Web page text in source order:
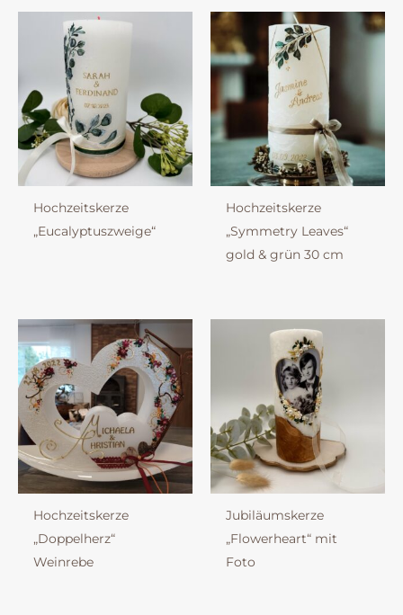
Hochzeitskerze
„Eucalyptuszweige“
Hochzeitskerze
„Symmetry Leaves“
gold & grün 30 cm
Hochzeitskerze
„Doppelherz“
Weinrebe
Jubiläumskerze
„Flowerheart“ mit
Foto